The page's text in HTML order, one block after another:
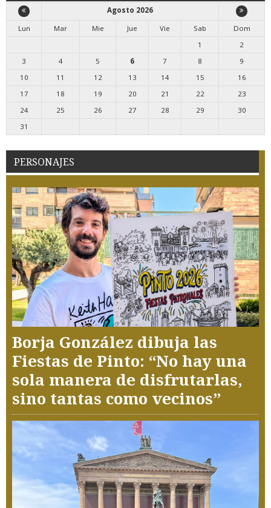
Agosto 2026
Lun
Mar Mie Jue Vie Sab
Dom
1
2
3
4 5 6 7 8
9
10
11 12 13 14 15
16
17
18 19 20 21 22
23
24
25 26 27 28 29
30
31
PERSONAJES
Borja González dibuja las
Fiestas de Pinto: “No hay una
sola manera de disfrutarlas,
sino tantas como vecinos”